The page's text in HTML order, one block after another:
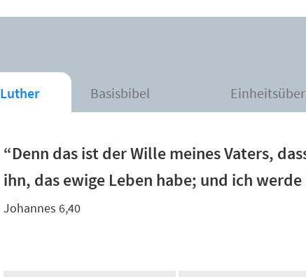
Luther Basisbibel
“Denn das ist der Wille meines Vaters,
ihn, das ewige Leben habe; und ich
Johannes 6,40